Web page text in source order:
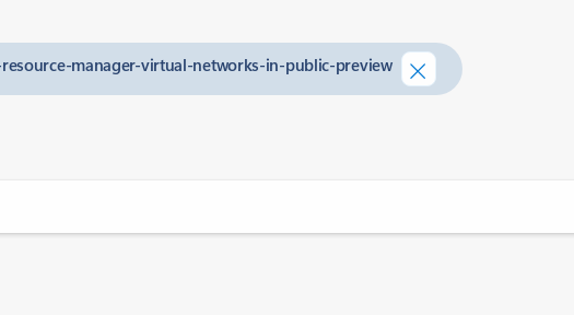
manager-virtual-networks-in-public-preview